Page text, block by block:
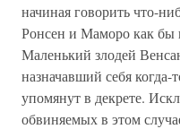
начиная говорить что-
Ронсен и Маморо как бы
Маленький злодей
назначавший себя
упомянут в декрете.
обвиняемых в этом